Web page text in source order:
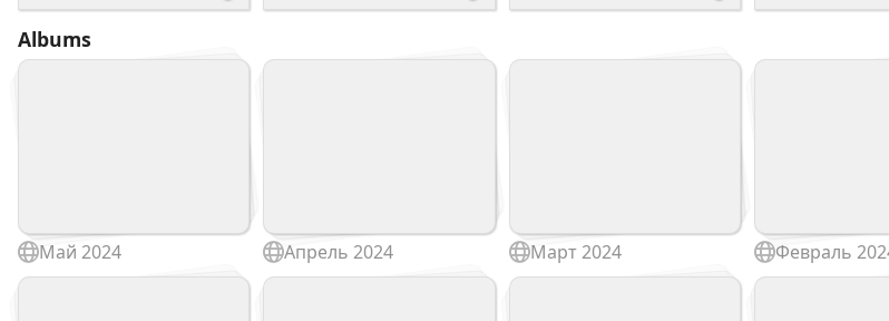
Albums
Май 2024 Апрель 2024 Март 2024 Февраль